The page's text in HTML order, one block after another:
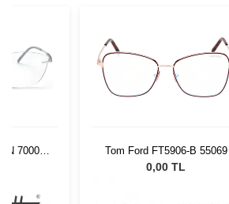
7000 Tom Ford FT5906-B 55069
0,00 TL